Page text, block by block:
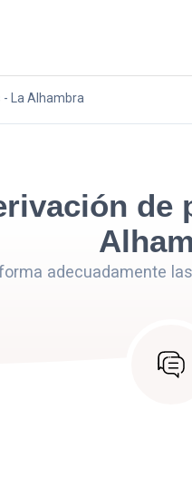
- La Alhambra
de
adecuadamente